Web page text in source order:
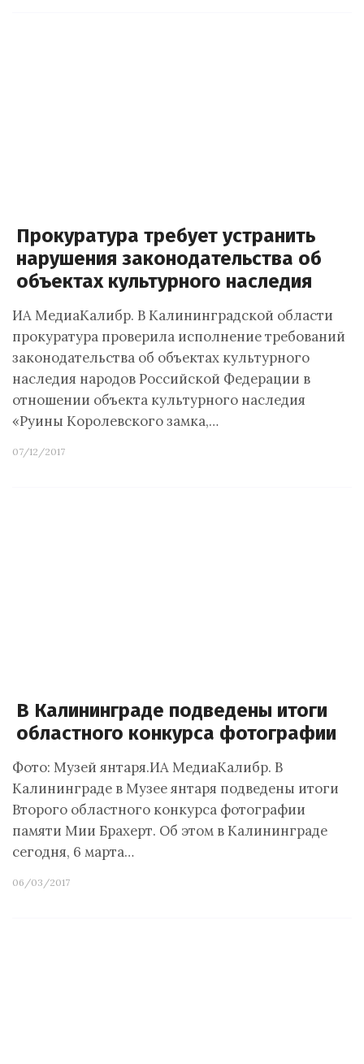
Прокуратура требует устранить
нарушения законодательства об
объектах культурного наследия
ИА МедиаКалибр. В Калининградской области
прокуратура проверила исполнение требований
законодательства об объектах культурного
наследия народов Российской Федерации в
отношении объекта культурного наследия
«Руины Королевского замка,…
07/12/2017
В Калининграде подведены итоги
областного конкурса фотографии
Фото: Музей янтаря.ИА МедиаКалибр. В
Калининграде в Музее янтаря подведены итоги
Второго областного конкурса фотографии
памяти Мии Брахерт. Об этом в Калининграде
сегодня, 6 марта…
06/03/2017